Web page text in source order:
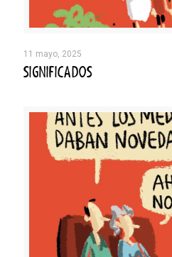
11 mayo, 2025
SIGNIFICADOS